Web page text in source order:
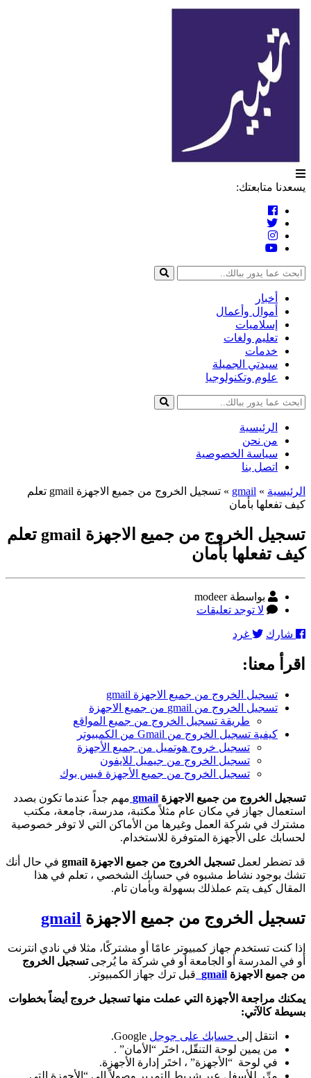
التخطي
المحتوى
يسعدنا متابعتك:
أخبار
أموال وأعمال
إسلاميات
تعليم ولغات
خدمات
سيدتي الجميلة
علوم وتكنولوجيا
الرئيسية
من نحن
سياسة الخصوصية
اتصل بنا
الرئيسية »
gmail
»
تسجيل الخروج من جميع الاجهزة gmail تعلم
كيف تفعلها بأمان
تسجيل الخروج من جميع الاجهزة gmail تعلم
كيف تفعلها بأمان
كاتب
المقالة
بواسطة modeer
لا توجد تعليقات
تعلم
كيف
تفعلها
بأمان
شارك غرد
اقرأ معنا:
تسجيل الخروج من جميع الاجهزة gmail
تسجيل الخروج من gmail من جميع الاجهزة
طريقة تسجيل الخروج من جميع المواقع
كيفية تسجيل الخروج من Gmail من الكمبيوتر
تسجيل خروج هوتميل من جميع الأجهزة
تسجيل الخروج من جيميل للايفون
تسجيل الخروج من جميع الأجهزة فيس بوك
تسجيل الخروج من جميع الاجهزة gmail مهم جداً عندما تكون بصدد
استعمال جهاز في مكان عام مثلاً مكتبة، مدرسة، جامعة، مكتب
مشترك في شركة العمل وغيرها من الأماكن التي لا توفر خصوصية
لحسابك على الأجهزة المتوفرة للاستخدام.
قد تضطر لعملتسجيل الخروج من جميع الاجهزة gmail
في حال أنك
تشك بوجود نشاط مشبوه في حسابك الشخصي ، تعلم في هذا
المقال كيف يتم عملذلك بسهولة وبأمان تام.
تسجيل الخروج من جميع الاجهزة gmail
إذا كنت تستخدم جهاز كمبيوتر عامًا أو مشتركًا، مثلا في نادي انترنت
أو في المدرسة أو الجامعة أو في شركة ما يُرجىتسجيل الخروج
من جميع الاجهزة gmail قبل ترك جهاز الكمبيوتر.
يمكنك مراجعة الأجهزة التي عملت منها تسجيل خروج أيضاً بخطوات
بسيطة كالآتي:
انتقل إلى حسابك على جوجل
من يمين لوحة التنقّل، اختَر “الأمان” .
في لوحة “الأجهزة” ، اختَر إدارة الأجهزة.